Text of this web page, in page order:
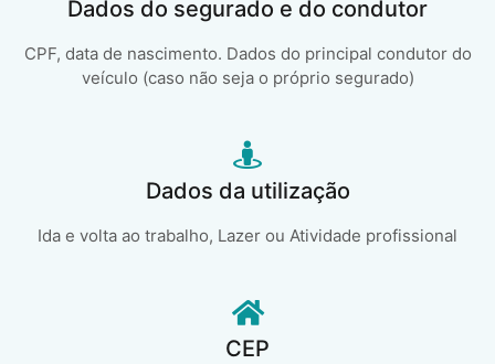
Dados do segurado e do condutor
CPF, data de nascimento. Dados do principal condutor do
veículo (caso não seja o próprio segurado)
Dados da utilização
Ida e volta ao trabalho, Lazer ou Atividade profissional
CEP